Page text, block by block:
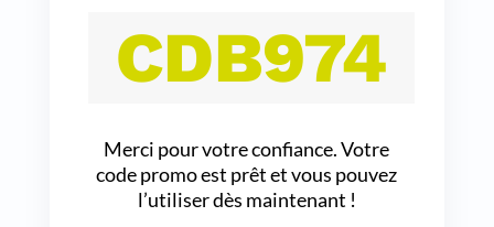
CDB974
Merci pour votre confiance. Votre
code promo est prêt et vous pouvez
l’utiliser dès maintenant !